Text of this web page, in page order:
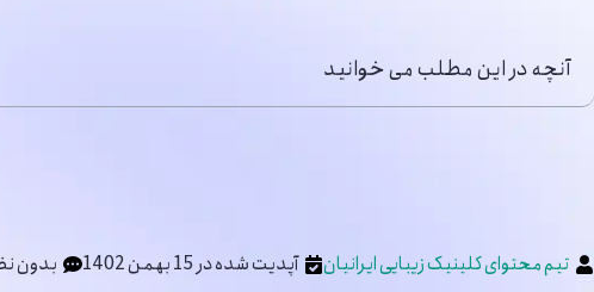
آنچه در این مطلب می خوانید
تیم محتوای کلینیک زیبایی ایرانیان آپدیت شده در 15 بهمن 1402 بدون